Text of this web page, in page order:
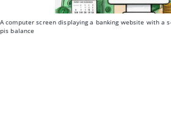
A computer screen displaying a banking website with a
pis balance